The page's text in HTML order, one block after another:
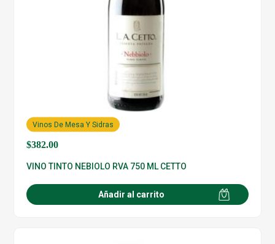
$382.00
Vinos De Mesa Y Sidras
VINO TINTO NEBIOLO RVA 750 ML CETTO
Añadir al carrito